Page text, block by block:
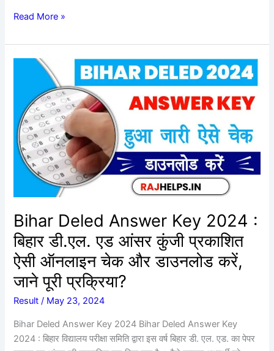
Read More »
Bihar Deled Answer Key 2024 :
बिहार डी.एल. एड आंसर कुंजी प्रकाशित
ऐसी ऑनलाइन चेक और डाउनलोड करें,
जाने पूरी प्रक्रिया?
Result / May 23, 2024
Bihar Deled Answer Key 2024 Bihar Deled Answer Key
2024 : बिहार विद्यालय परीक्षा समिति द्वारा इस वर्ष बिहार डी. एल. एड. का पेपर
Answer
Key
2024
बिहार
डी.एल.
आंसर
कुंजी
प्रकाशित
ऐसी
ऑनलाइन
चेक
और
डाउनलोड
जाने
पूरी